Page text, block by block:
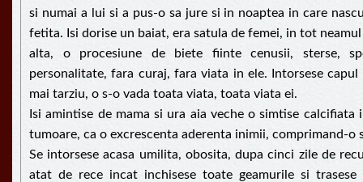
si numai a lui si a pus-o sa jure si in noaptea in care
fetita. Isi dorise un baiat, era satula de femei, in tot
alta, o procesiune de biete fiinte cenusii, sterse,
personalitate, fara curaj, fara viata in ele. Intorsese
mai tarziu, o s-o vada toata viata, toata viata ei.
Isi amintise de mama si ura aia veche o simtise calcifiata
tumoare, ca o excrescenta aderenta inimii, comprimand-o
Se intorsese acasa umilita, obosita, dupa cinci zile de
atat de rece incat inchisese toate geamurile si trasese